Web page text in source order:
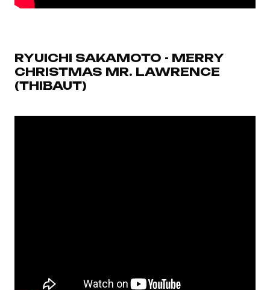
RYUICHI SAKAMOTO - MERRY
CHRISTMAS MR. LAWRENCE
(THIBAUT)